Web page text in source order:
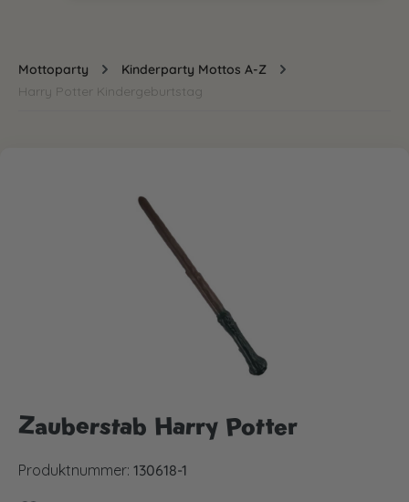
Mottoparty
Kinderparty Mottos A-Z
Harry Potter Kindergeburtstag
Bildergalerie überspringen
Zauberstab Harry Potter
Produktnummer: 130618-1